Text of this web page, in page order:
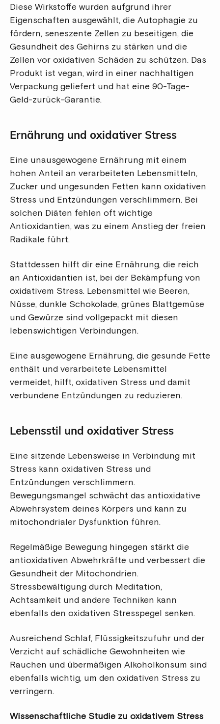
Diese Wirkstoffe wurden aufgrund ihrer
Eigenschaften ausgewählt, die Autophagie zu
fördern, seneszente Zellen zu beseitigen, die
Gesundheit des Gehirns zu stärken und die
Zellen vor oxidativen Schäden zu schützen. Das
Produkt ist vegan, wird in einer nachhaltigen
Verpackung geliefert und hat eine 90-Tage-
Geld-zurück-Garantie.
Ernährung und oxidativer Stress
Eine unausgewogene Ernährung mit einem
hohen Anteil an verarbeiteten Lebensmitteln,
Zucker und ungesunden Fetten kann oxidativen
Stress und Entzündungen verschlimmern. Bei
solchen Diäten fehlen oft wichtige
Antioxidantien, was zu einem Anstieg der freien
Radikale führt.
Stattdessen hilft dir eine Ernährung, die reich
an Antioxidantien ist, bei der Bekämpfung von
oxidativem Stress. Lebensmittel wie Beeren,
Nüsse, dunkle Schokolade, grünes Blattgemüse
und Gewürze sind vollgepackt mit diesen
lebenswichtigen Verbindungen.
Eine ausgewogene Ernährung, die gesunde Fette
enthält und verarbeitete Lebensmittel
vermeidet, hilft, oxidativen Stress und damit
verbundene Entzündungen zu reduzieren.
Lebensstil und oxidativer Stress
Eine sitzende Lebensweise in Verbindung mit
Stress kann oxidativen Stress und
Entzündungen verschlimmern.
Bewegungsmangel schwächt das antioxidative
Abwehrsystem deines Körpers und kann zu
mitochondrialer Dysfunktion führen.
Regelmäßige Bewegung hingegen stärkt die
antioxidativen Abwehrkräfte und verbessert die
Gesundheit der Mitochondrien.
Stressbewältigung durch Meditation,
Achtsamkeit und andere Techniken kann
ebenfalls den oxidativen Stresspegel senken.
Ausreichend Schlaf, Flüssigkeitszufuhr und der
Verzicht auf schädliche Gewohnheiten wie
Rauchen und übermäßigen Alkoholkonsum sind
ebenfalls wichtig, um den oxidativen Stress zu
verringern.
Wissenschaftliche Studie zu oxidativem Stress